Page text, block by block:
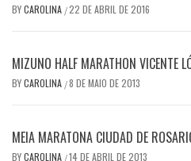
BYCAROLINA /22 DE ABRIL DE 2016
MIZUNO HALF MARATHON VICENTE
BYCAROLINA /8 DE MAIO DE 2013
MEIA MARATONA CIUDAD DE
BYCAROLINA /14 DE ABRIL DE 2013